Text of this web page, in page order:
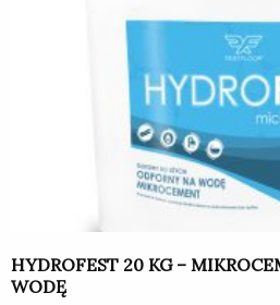
HYDROFEST 20 KG –
WODĘ